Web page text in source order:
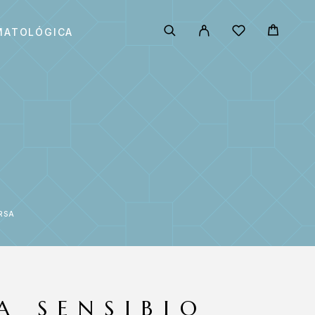
SENSIBIO